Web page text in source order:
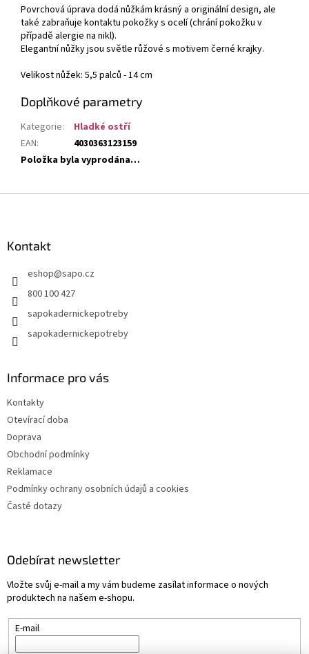
Povrchová úprava dodá nůžkám krásný a originální design, ale
také zabraňuje kontaktu pokožky s ocelí (chrání pokožku v
případě alergie na nikl).
Elegantní nůžky jsou světle růžové s motivem černé krajky.
Velikost nůžek: 5,5 palců - 14 cm
Doplňkové parametry
Kategorie:
Hladké ostří
EAN:
4030363123159
Položka byla vyprodána…
Kontakt
eshop@sapo.cz
800 100 427
sapokadernickepotreby
sapokadernickepotreby
Informace pro vás
Kontakty
Otevírací doba
Doprava
Obchodní podmínky
Reklamace
Podmínky ochrany osobních údajů a cookies
Časté dotazy
Odebírat newsletter
Vložte svůj e-mail a my vám budeme zasílat informace o nových
produktech na našem e-shopu.
E-mail